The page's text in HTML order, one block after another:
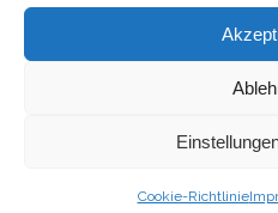
Cookie-Richtlinie
Cookie-
Site designed
Danke
uns